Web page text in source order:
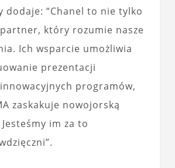
dodaje: “Chanel to nie tylko
który rozumie nasze
Ich wsparcie umożliwia
prezentacji
programów,
zaskakuje nowojorską
im za to